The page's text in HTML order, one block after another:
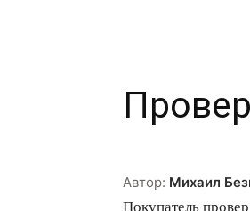
Автор: Михаил
Покупатель